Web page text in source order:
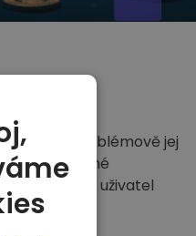
, bezproblémově jej
a bezpečné
Každý uživatel